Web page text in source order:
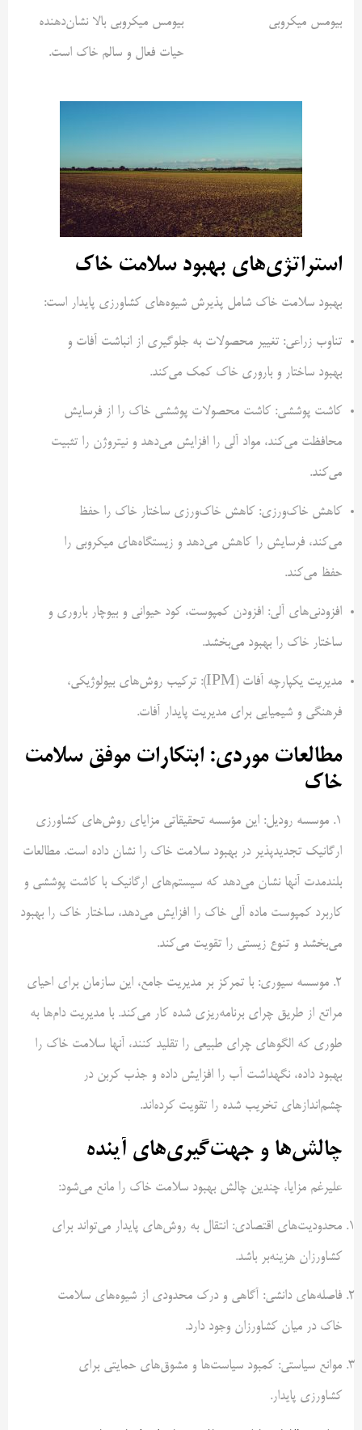
بیومس میکروبی
بیومس میکروبی بالا نشان‌دهنده
حیات فعال و سالم خاک است.
استراتژی‌های بهبود سلامت خاک
بهبود سلامت خاک شامل پذیرش شیوه‌های کشاورزی پایدار است:
تناوب زراعی: تغییر محصولات به جلوگیری از انباشت آفات و
بهبود ساختار و باروری خاک کمک می‌کند.
کاشت پوششی: کاشت محصولات پوششی خاک را از فرسایش
محافظت می‌کند، مواد آلی را افزایش می‌دهد و نیتروژن را تثبیت
می‌کند.
کاهش خاک‌ورزی: کاهش خاک‌ورزی ساختار خاک را حفظ
می‌کند، فرسایش را کاهش می‌دهد و زیستگاه‌های میکروبی را
حفظ می‌کند.
افزودنی‌های آلی: افزودن کمپوست، کود حیوانی و بیوچار باروری و
ساختار خاک را بهبود می‌بخشد.
مدیریت یکپارچه آفات (IPM): ترکیب روش‌های بیولوژیکی،
فرهنگی و شیمیایی برای مدیریت پایدار آفات.
مطالعات موردی: ابتکارات موفق سلامت
خاک
۱. موسسه رودیل: این مؤسسه تحقیقاتی مزایای روش‌های کشاورزی
ارگانیک تجدیدپذیر در بهبود سلامت خاک را نشان داده است. مطالعات
بلندمدت آنها نشان می‌دهد که سیستم‌های ارگانیک با کاشت پوششی و
کاربرد کمپوست ماده آلی خاک را افزایش می‌دهد، ساختار خاک را بهبود
می‌بخشد و تنوع زیستی را تقویت می‌کند.
۲. موسسه سیوری: با تمرکز بر مدیریت جامع، این سازمان برای احیای
مراتع از طریق چرای برنامه‌ریزی شده کار می‌کند. با مدیریت دام‌ها به
طوری که الگوهای چرای طبیعی را تقلید کنند، آنها سلامت خاک را
بهبود داده، نگهداشت آب را افزایش داده و جذب کربن در
چشم‌اندازهای تخریب شده را تقویت کرده‌اند.
چالش‌ها و جهت‌گیری‌های آینده
علیرغم مزایا، چندین چالش بهبود سلامت خاک را مانع می‌شود:
محدودیت‌های اقتصادی: انتقال به روش‌های پایدار می‌تواند برای
کشاورزان هزینه‌بر باشد.
فاصله‌های دانشی: آگاهی و درک محدودی از شیوه‌های سلامت
خاک در میان کشاورزان وجود دارد.
موانع سیاستی: کمبود سیاست‌ها و مشوق‌های حمایتی برای
کشاورزی پایدار.